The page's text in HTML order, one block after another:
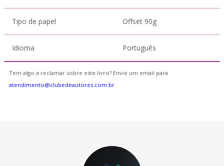
Tipo de papel Offset 90g
Idioma Português
Tem algo a reclamar sobre este livro? Envie um email para
atendimento@clubedeautores.com.br